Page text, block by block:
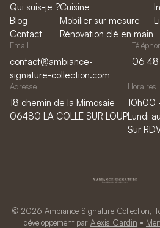
Qui suis-je ?
Blog
Contact
Cuisine
Mobilier sur mesure
Rénovation clé en main
Email
contact@ambiance-
signature-collection.com
06
Adresse
18 chemin de la Mimosaie
06480 LA COLLE SUR LOUP
Horaires
10h00
Lundi
Sur
© 2026 Ambiance Signature Collection,
développement par Alexis Gardin •